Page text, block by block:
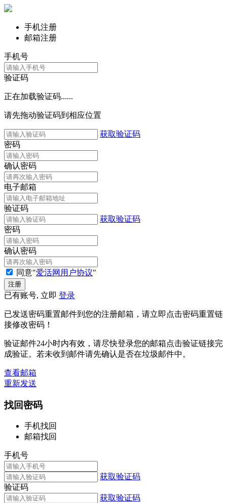
手机注册
邮箱注册
手机号
验证码
正在加载验证码......
请先拖动验证码到相应位置
获取验证码
密码
确认密码
电子邮箱
验证码
获取验证码
密码
确认密码
同意"爱活网用户协议"
已有账号, 立即 登录
已发送密码重置邮件到您的注册邮箱，请立即点击密码重置链
接修改密码！
验证邮件24小时内有效，请尽快登录您的邮箱点击验证链接完
成验证。若未收到邮件请先确认是否在垃圾邮件中。
查看邮箱
重新发送
找回密码
手机找回
邮箱找回
手机号
获取验证码
验证码
获取验证码